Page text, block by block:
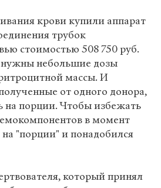
крови купили аппарат
трубок
стоимостью 508 750 руб.
небольшие дозы
массы. И
от одного донора,
на порции. Чтобы избежать
в момент
на "порции" и понадобился
который принял